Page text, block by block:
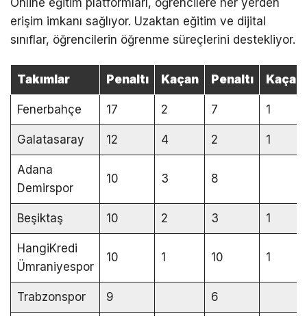
Online eğitim platformları, öğrencilere her yerden
erişim imkanı sağlıyor. Uzaktan eğitim ve dijital
sınıflar, öğrencilerin öğrenme süreçlerini destekliyor.
Takımlar Penaltı Kaçan Penaltı Kaçan
Fenerbahçe 17 2 7 1
Galatasaray 12 4 2 1
Adana
Demirspor
10 3 8
Beşiktaş 10 2 3 1
HangiKredi
Ümraniyespor
10 1 10 1
Trabzonspor 9 6